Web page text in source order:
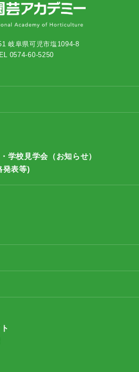
岐阜県可児市塩1094-8
0574-60-5250
学校見学会（お知らせ）
発表等)